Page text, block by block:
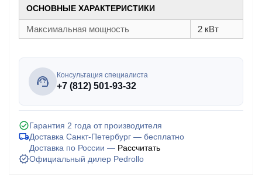
ОСНОВНЫЕ ХАРАКТЕРИСТИКИ
Максимальная мощность 2 кВт
Консультация специалиста
+7 (812) 501-93-32
Гарантия 2 года от производителя
Доставка Санкт-Петербург — бесплатно
Доставка по России — Рассчитать
Официальный дилер Pedrollo